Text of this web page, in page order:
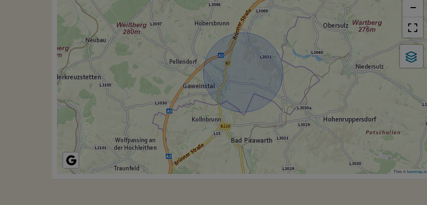
−
Tiles ©basemap.at